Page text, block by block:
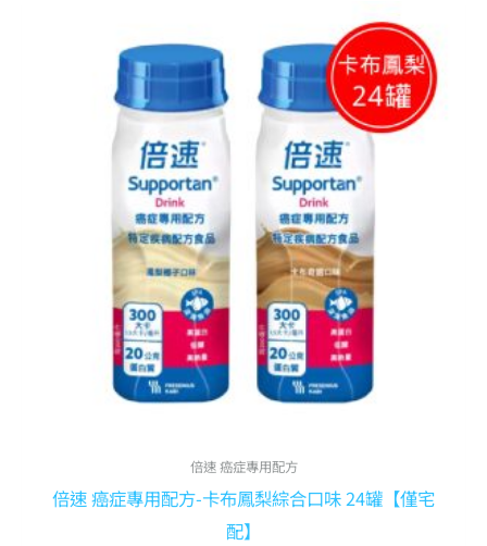
倍速 癌症專用配方
倍速 癌症專用配方-卡布鳳梨綜合口味 24罐【僅宅
配】
價
格：
NT$ 5,570。
前
價
格：
NT$ 4,500。